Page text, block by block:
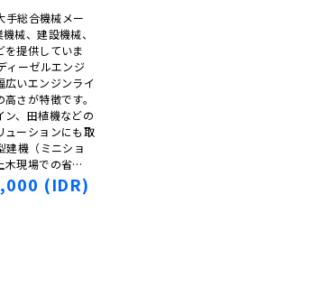
手総合機械メー
械、建設機械、
を提供していま
ィーゼルエンジ
広いエンジンライ
さが特徴です。
ン、田植機などの
ューションにも取
建機（ミニショ
木現場での省…
(IDR)